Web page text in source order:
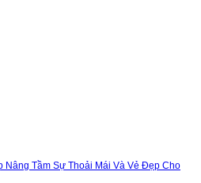
Nâng Tầm Sự Thoải Mái Và Vẻ Đẹp Cho